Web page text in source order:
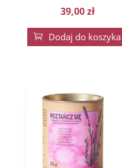
39,00zł
 Dodaj do koszyka